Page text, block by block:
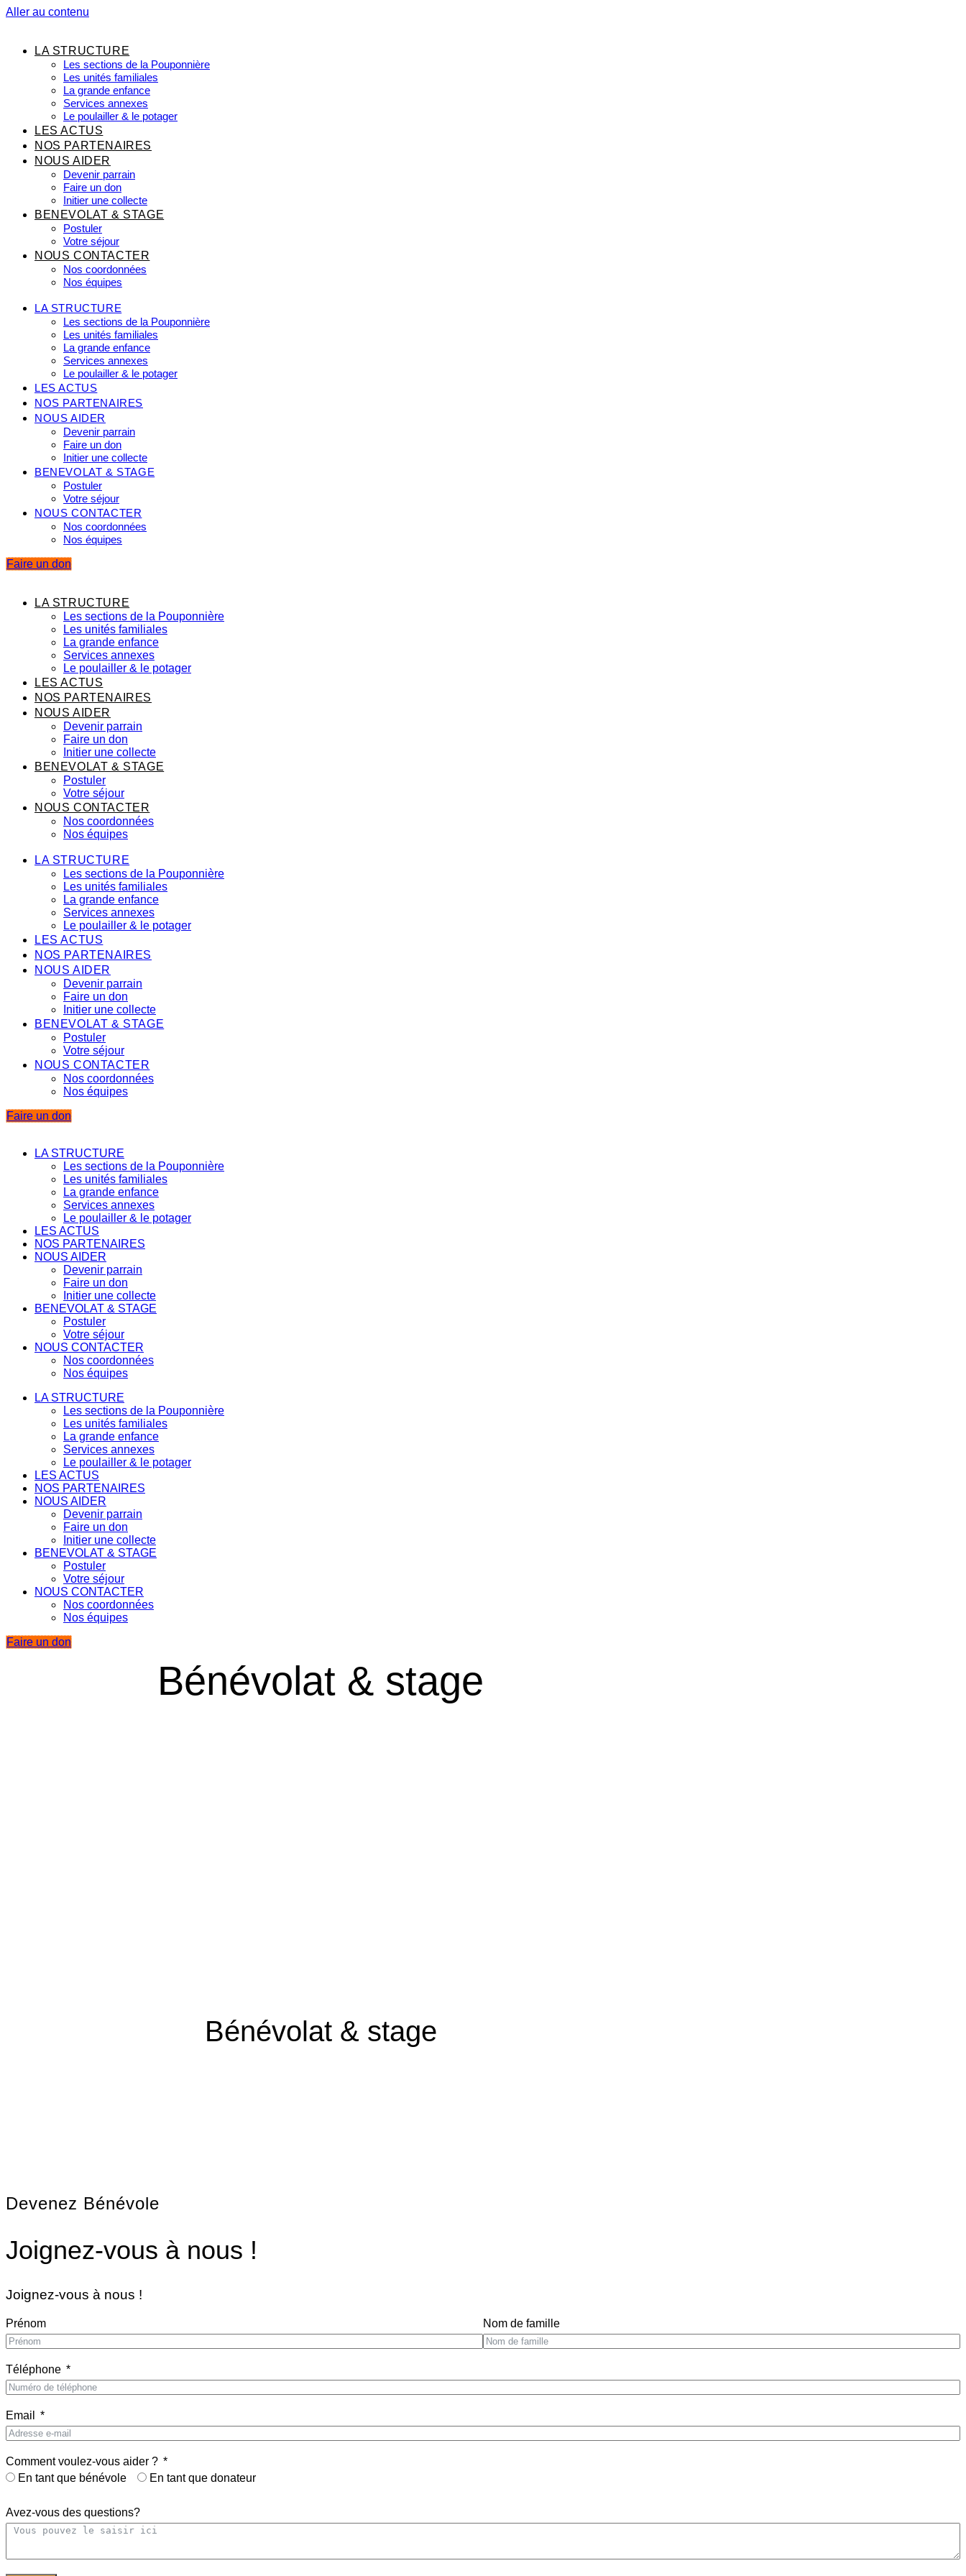
Aller au contenu
LA STRUCTURE
Les sections de la Pouponnière
Les unités familiales
La grande enfance
Services annexes
Le poulailler & le potager
LES ACTUS
NOS PARTENAIRES
NOUS AIDER
Devenir parrain
Faire un don
Initier une collecte
BENEVOLAT & STAGE
Postuler
Votre séjour
NOUS CONTACTER
Nos coordonnées
Nos équipes
LA STRUCTURE
Les sections de la Pouponnière
Les unités familiales
La grande enfance
Services annexes
Le poulailler & le potager
LES ACTUS
NOS PARTENAIRES
NOUS AIDER
Devenir parrain
Faire un don
Initier une collecte
BENEVOLAT & STAGE
Postuler
Votre séjour
NOUS CONTACTER
Nos coordonnées
Nos équipes
Faire un don
LA STRUCTURE
Les sections de la Pouponnière
Les unités familiales
La grande enfance
Services annexes
Le poulailler & le potager
LES ACTUS
NOS PARTENAIRES
NOUS AIDER
Devenir parrain
Faire un don
Initier une collecte
BENEVOLAT & STAGE
Postuler
Votre séjour
NOUS CONTACTER
Nos coordonnées
Nos équipes
LA STRUCTURE
Les sections de la Pouponnière
Les unités familiales
La grande enfance
Services annexes
Le poulailler & le potager
LES ACTUS
NOS PARTENAIRES
NOUS AIDER
Devenir parrain
Faire un don
Initier une collecte
BENEVOLAT & STAGE
Postuler
Votre séjour
NOUS CONTACTER
Nos coordonnées
Nos équipes
Faire un don
LA STRUCTURE
Les sections de la Pouponnière
Les unités familiales
La grande enfance
Services annexes
Le poulailler & le potager
LES ACTUS
NOS PARTENAIRES
NOUS AIDER
Devenir parrain
Faire un don
Initier une collecte
BENEVOLAT & STAGE
Postuler
Votre séjour
NOUS CONTACTER
Nos coordonnées
Nos équipes
LA STRUCTURE
Les sections de la Pouponnière
Les unités familiales
La grande enfance
Services annexes
Le poulailler & le potager
LES ACTUS
NOS PARTENAIRES
NOUS AIDER
Devenir parrain
Faire un don
Initier une collecte
BENEVOLAT & STAGE
Postuler
Votre séjour
NOUS CONTACTER
Nos coordonnées
Nos équipes
Faire un don
Bénévolat & stage
Bénévolat & stage
Devenez Bénévole
Joignez-vous à nous !
Joignez-vous à nous !
Prénom Nom de famille
Téléphone
Email
Comment voulez-vous aider ?
En tant que bénévole
En tant que donateur
Avez-vous des questions?